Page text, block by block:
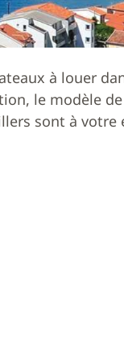
à louer
le modèle
sont à